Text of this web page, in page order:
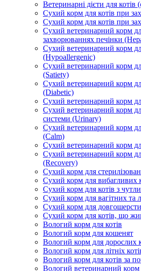
Ветеринарні дієти для котів
Сухий корм для котів при
Сухий корм для котів при
Сухий ветеринарний корм
захворюваннях печінки
Сухий ветеринарний корм
(Hypoallergenic)
Сухий ветеринарний корм
(Satiety)
Сухий ветеринарний корм
(Diabetic)
Сухий ветеринарний корм
Сухий ветеринарний корм
системи (Urinary)
Сухий ветеринарний корм
(Calm)
Сухий ветеринарний корм
Сухий ветеринарний корм
(Recovery)
Сухий корм для
Сухий корм для вибагливих
Сухий корм для котів з
Сухий корм для вагітних та
Сухий корм для
Сухий корм для котів, що
Вологий корм для котів
Вологий корм для кошенят
Вологий корм для дорослих
Вологий корм для літніх
Вологий корм для котів за
Вологий ветеринарний корм